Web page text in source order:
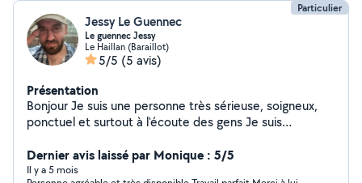
Particulier
Jessy Le Guennec
Le guennec Jessy
Le Haillan (Baraillot)
5/5 (5 avis)
Présentation
Bonjour Je suis une personne très sérieuse, soigneux,
ponctuel et surtout à l'écoute des gens Je suis
peux avoir le matériel) Espace vert Mettre des cadres
Faire les courses M'occuper des animaux (chiens,
Dernier avis laissé par Monique : 5/5
Il y a 5 mois